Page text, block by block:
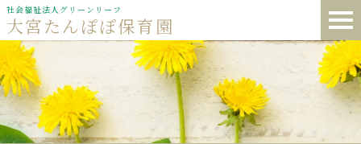
社会福祉法人グリーンリーフ
大宮たんぽぽ保育園